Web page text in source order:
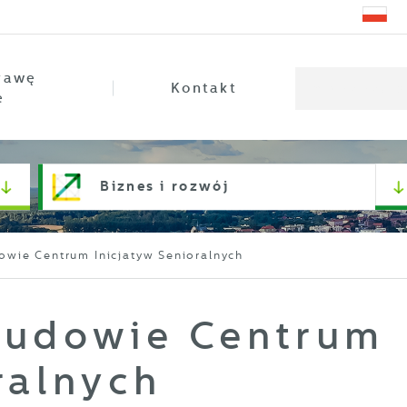
Kontakt
Biznes i rozwój
Centrum Inicjatyw Senioralnych
Centrum